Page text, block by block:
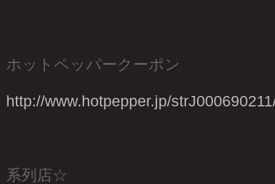
ホットペッパークーポン
http://www.hotpepper.jp/
系列店☆